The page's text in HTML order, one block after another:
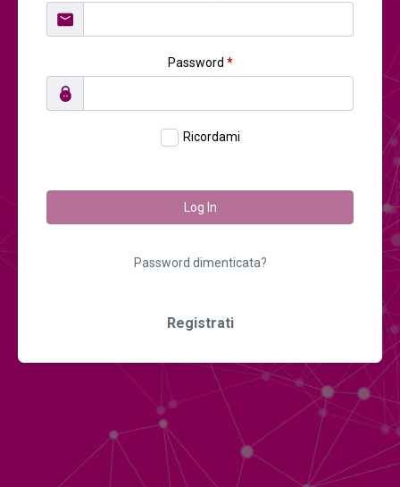
Password *
Ricordami
Log In
Password dimenticata?
Registrati